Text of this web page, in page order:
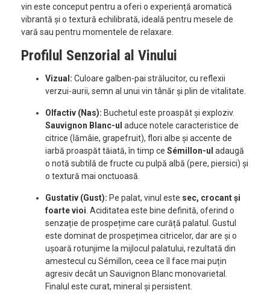
vin este conceput pentru a oferi o experiență aromatică
vibrantă și o textură echilibrată, ideală pentru mesele de
vară sau pentru momentele de relaxare.
Profilul Senzorial al Vinului
Vizual: Culoare galben-pai strălucitor, cu reflexii
verzui-aurii, semn al unui vin tânăr și plin de vitalitate.
Olfactiv (Nas): Buchetul este proaspăt și exploziv.
Sauvignon Blanc-ul aduce notele caracteristice de
citrice (lămâie, grapefruit), flori albe și accente de
iarbă proaspăt tăiată, în timp ce Sémillon-ul adaugă
o notă subtilă de fructe cu pulpă albă (pere, piersici) și
o textură mai onctuoasă.
Gustativ (Gust): Pe palat, vinul este sec, crocant și
foarte vioi. Aciditatea este bine definită, oferind o
senzație de prospețime care curăță palatul. Gustul
este dominat de prospețimea citricelor, dar are și o
ușoară rotunjime la mijlocul palatului, rezultată din
amestecul cu Sémillon, ceea ce îl face mai puțin
agresiv decât un Sauvignon Blanc monovarietal.
Finalul este curat, mineral și persistent.